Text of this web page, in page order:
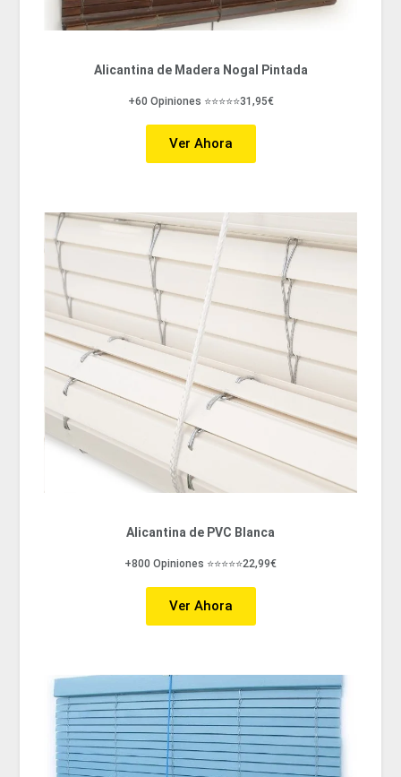
Alicantina de Madera Nogal Pintada
+60 Opiniones ⭐⭐⭐⭐⭐31,95€
Ver Ahora
Alicantina de PVC Blanca
+800 Opiniones ⭐⭐⭐⭐⭐22,99€
Ver Ahora